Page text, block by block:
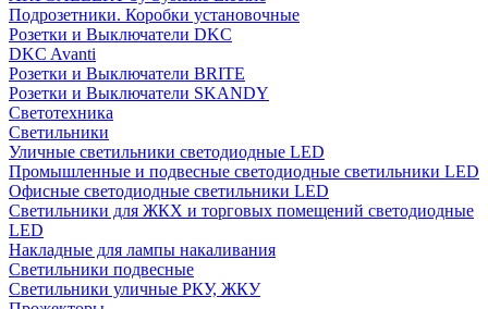
Подрозетники. Коробки установочные
Розетки и Выключатели DKC
DKC Avanti
Розетки и Выключатели BRITE
Розетки и Выключатели SKANDY
Светотехника
Светильники
Уличные светильники светодиодные LED
Промышленные и подвесные светодиодные светильники LED
Офисные светодиодные светильники LED
Светильники для ЖКХ и торговых помещений светодиодные
LED
Накладные для лампы накаливания
Светильники подвесные
Светильники уличные РКУ, ЖКУ